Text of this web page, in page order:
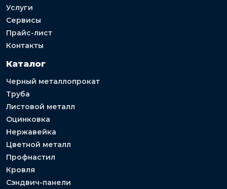
Услуги
Сервисы
Прайс-лист
Контакты
Каталог
Черный металлопрокат
Труба
Листовой металл
Оцинковка
Нержавейка
Цветной металл
Профнастил
Кровля
Сэндвич-панели